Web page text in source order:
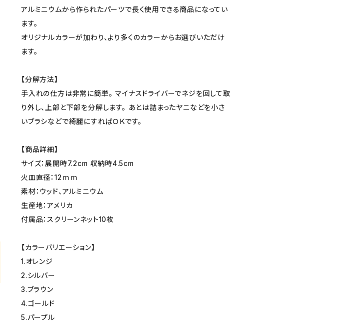
アルミニウムから作られたパーツで長く使用できる商品になってい
ます。
オリジナルカラーが加わり、より多くのカラーからお選びいただけ
ます。
【分解方法】
手入れの仕方は非常に簡単。 マイナスドライバーでネジを回して取
り外し、上部と下部を分解します。 あとは詰まったヤニなどを小さ
いブラシなどで綺麗にすればＯＫです。
【商品詳細】
サイズ：展開時7.2cm 収納時4.5cm
火皿直径：12ｍｍ
素材：ウッド、アルミニウム
生産地：アメリカ
付属品：スクリーンネット10枚
【カラーバリエーション】
1.オレンジ
2.シルバー
3.ブラウン
4.ゴールド
5.パープル